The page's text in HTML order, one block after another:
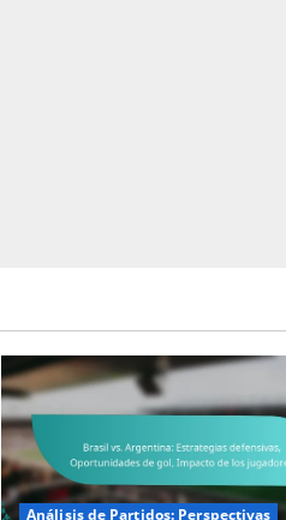
Análisis de Partidos: Perspectivas